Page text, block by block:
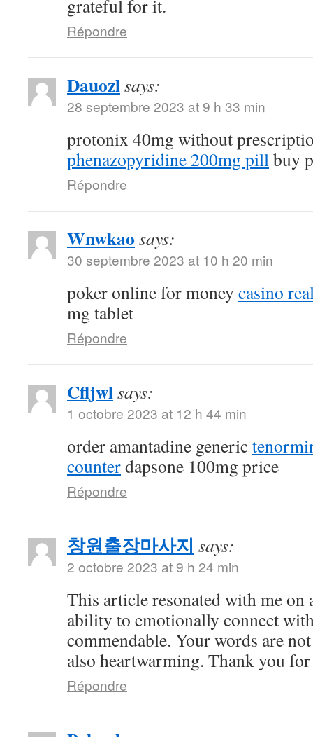
grateful for it.
Répondre
Dauozlsays:
28 septembre 2023 at 9 h 33 min
protonix 40mg without
phenazopyridine 200mg pillbuy
Répondre
Wnwkao says:
30 septembre 2023 at 10 h 20 min
poker online for money casino
mg tablet
Répondre
Cfljwlsays:
1 octobre 2023 at 12 h 44 min
order amantadine generic
counterdapsone 100mg price
Répondre
창원출장마사지 says:
2 octobre 2023 at 9 h 24 min
This article resonated with me on
ability to emotionally connect
commendable. Your words are
also heartwarming. Thank you
Répondre